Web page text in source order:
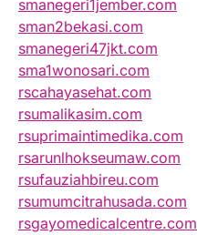
smanegeri1jember.com
sman2bekasi.com
smanegeri47jkt.com
sma1wonosari.com
rscahayasehat.com
rsumalikasim.com
rsuprimaintimedika.com
rsarunlhokseumaw.com
rsufauziahbireu.com
rsumumcitrahusada.com
rsgayomedicalcentre.com